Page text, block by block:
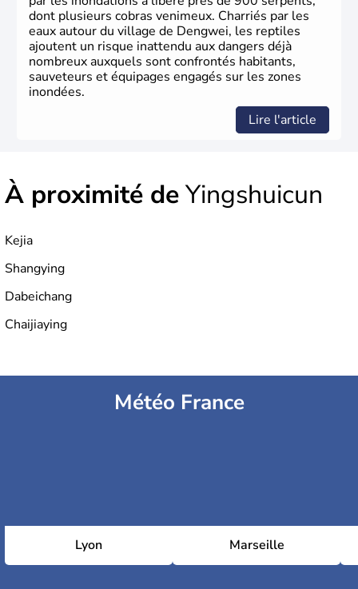
dont plusieurs cobras venimeux. Charriés par les
eaux autour du village de Dengwei, les reptiles
ajoutent un risque inattendu aux dangers déjà
nombreux auxquels sont confrontés habitants,
sauveteurs et équipages engagés sur les zones
inondées.
Lire l'article
À proximité deYingshuicun
Kejia
Shangying
Dabeichang
Chaijiaying
Météo France
Lyon Marseille